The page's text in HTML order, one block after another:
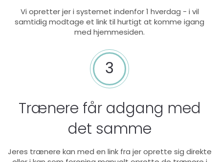
Vi opretter jer i systemet indenfor 1 hverdag - i vil
samtidig modtage et link til hurtigt at komme igang
med hjemmesiden.
3
Trænere får adgang med
det samme
Jeres trænere kan med en link fra jer oprette sig direkte